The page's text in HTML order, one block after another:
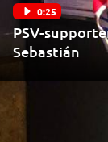
0:25
PSV-
Sebastián